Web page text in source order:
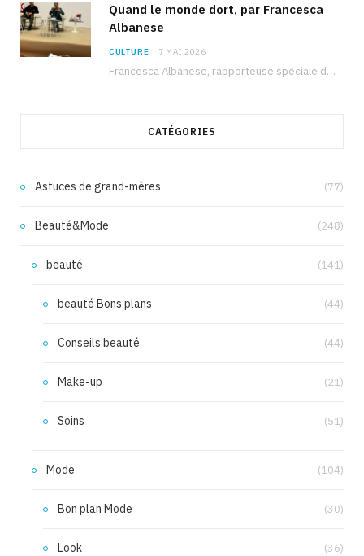
Quand le monde dort, par Francesca
Albanese
CULTURE 7 MAI 2026
Francesca Albanese, rapporteuse spéciale de l’ONU sur les territoires palestiniens occupés, était à Tunis pour…
CATÉGORIES
Astuces de grand-mères (77)
Beauté&Mode (248)
beauté (141)
beauté Bons plans (44)
Conseils beauté (44)
Make-up (21)
Soins (51)
Mode (104)
Bon plan Mode (30)
Look (36)